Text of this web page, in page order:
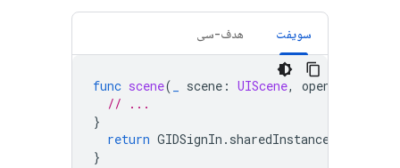
سویفت هدف-سی
func scene( scene : UIScene,
// ...
}
return GIDSignIn . sharedInstance
}